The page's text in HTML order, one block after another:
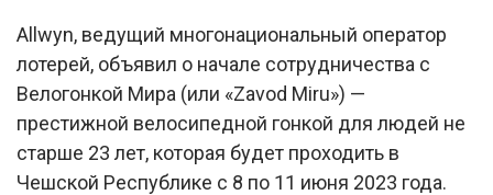
Allwyn, ведущий многонациональный оператор
лотерей, объявил о начале сотрудничества с
Велогонкой Мира (или «Zavod Miru») —
престижной велосипедной гонкой для людей не
старше 23 лет, которая будет проходить в
Чешской Республике с 8 по 11 июня 2023 года.